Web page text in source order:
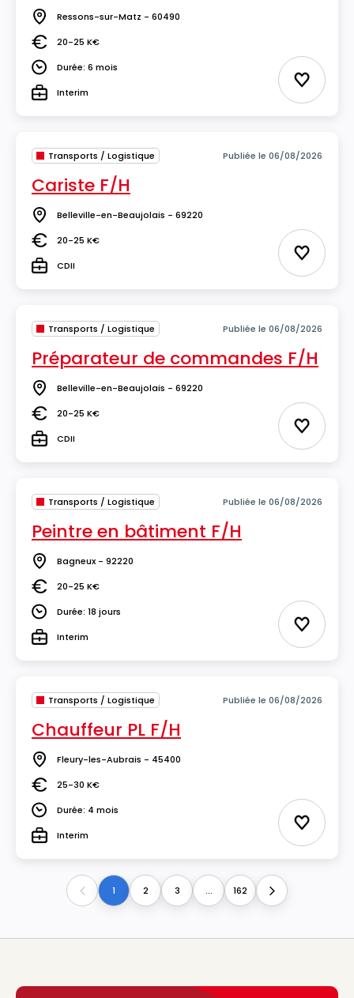
Lieu Ressons-sur-Matz - 60490
Salaire20-25 K€
DuréeDurée: 6 mois
TypeInterim Ajouter
Transports / Logistique Publiée le 06/08/2026
Cariste F/H
Lieu Belleville-en-Beaujolais - 69220
Salaire20-25 K€
TypeCDII Ajouter
Transports / Logistique Publiée le 06/08/2026
Préparateur de commandes F/H
Lieu Belleville-en-Beaujolais - 69220
Salaire20-25 K€
TypeCDII Ajouter
Transports / Logistique Publiée le 06/08/2026
Peintre en bâtiment F/H
Lieu Bagneux - 92220
Salaire20-25 K€
DuréeDurée: 18 jours
TypeInterim Ajouter
Transports / Logistique Publiée le 06/08/2026
Chauffeur PL F/H
Lieu Fleury-les-Aubrais - 45400
Salaire25-30 K€
DuréeDurée: 4 mois
TypeInterim Ajouter
Previous1 2 3 ... 162 Next